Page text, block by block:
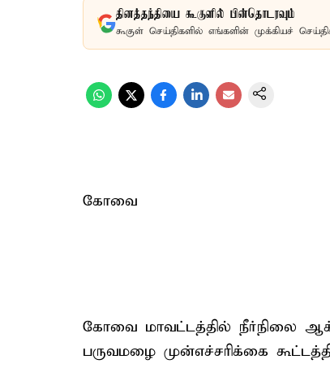
தினத்தந்தியை கூகுளில் பின்தொடரவும்
கூகுள் செய்திகளில் எங்களின் முக்கியச்
கோவை
கோவை மாவட்டத்தில் நீர்நிலை
பருவமழை முன்எச்சரிக்கை